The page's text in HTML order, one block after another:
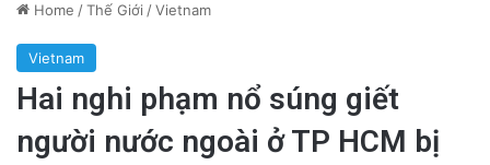
Home /Thế Giới /Vietnam
Vietnam
Hai nghi phạm nổ súng giết
người nước ngoài ở TP HCM bị